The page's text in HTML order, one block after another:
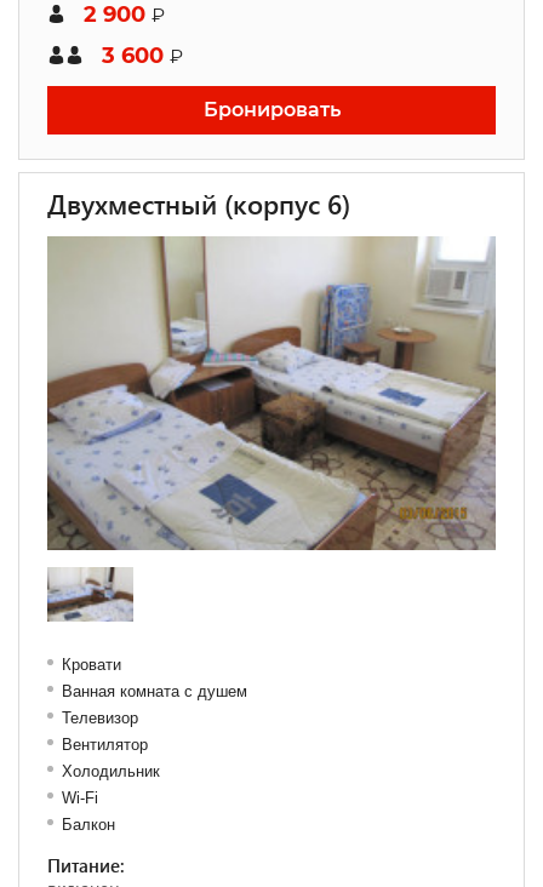
2 900 ₽
3 600 ₽
Бронировать
Двухместный (корпус 6)
Кровати
Ванная комната с душем
Телевизор
Вентилятор
Холодильник
Wi-Fi
Балкон
Питание: